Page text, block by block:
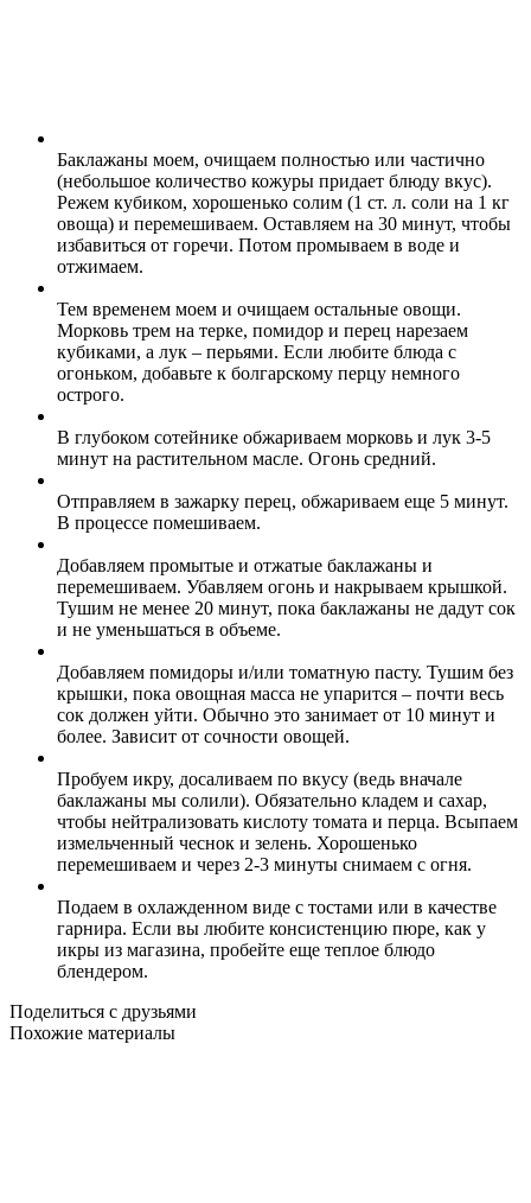
Баклажаны моем, очищаем полностью или частично
(небольшое количество кожуры придает блюду вкус).
Режем кубиком, хорошенько солим (1 ст. л. соли на 1 кг
овоща) и перемешиваем. Оставляем на 30 минут, чтобы
избавиться от горечи. Потом промываем в воде и
отжимаем.
Тем временем моем и очищаем остальные овощи.
Морковь трем на терке, помидор и перец нарезаем
кубиками, а лук – перьями. Если любите блюда с
огоньком, добавьте к болгарскому перцу немного
острого.
В глубоком сотейнике обжариваем морковь и лук 3-5
минут на растительном масле. Огонь средний.
Отправляем в зажарку перец, обжариваем еще 5 минут.
В процессе помешиваем.
Добавляем промытые и отжатые баклажаны и
перемешиваем. Убавляем огонь и накрываем крышкой.
Тушим не менее 20 минут, пока баклажаны не дадут сок
и не уменьшаться в объеме.
Добавляем помидоры и/или томатную пасту. Тушим без
крышки, пока овощная масса не упарится – почти весь
сок должен уйти. Обычно это занимает от 10 минут и
более. Зависит от сочности овощей.
Пробуем икру, досаливаем по вкусу (ведь вначале
баклажаны мы солили). Обязательно кладем и сахар,
чтобы нейтрализовать кислоту томата и перца. Всыпаем
измельченный чеснок и зелень. Хорошенько
перемешиваем и через 2-3 минуты снимаем с огня.
Подаем в охлажденном виде с тостами или в качестве
гарнира. Если вы любите консистенцию пюре, как у
икры из магазина, пробейте еще теплое блюдо
блендером.
Поделиться с друзьями
Похожие материалы